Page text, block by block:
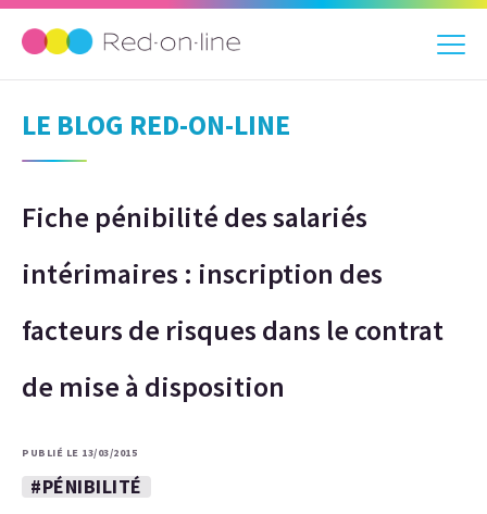
LE BLOG RED-ON-LINE
Fiche pénibilité des salariés
intérimaires : inscription des
facteurs de risques dans le contrat
de mise à disposition
PUBLIÉ LE 13/03/2015
#PÉNIBILITÉ